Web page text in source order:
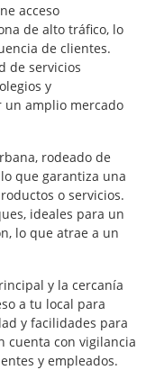
acceso
de alto tráfico, lo
de clientes.
de servicios
y
un amplio mercado
rodeado de
que garantiza una
o servicios.
ideales para un
lo que atrae a un
y la cercanía
a tu local para
y facilidades para
cuenta con vigilancia
y empleados.